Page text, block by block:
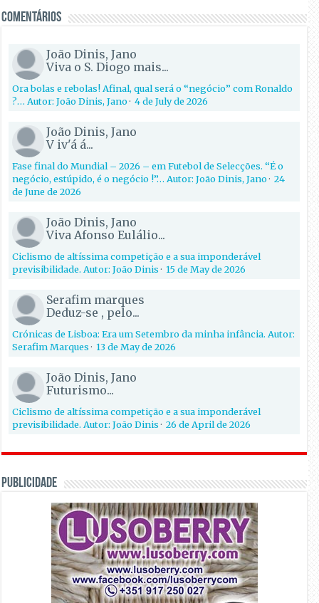
Comentários
João Dinis, Jano
Viva o S. Diogo mais...
Ora bolas e rebolas! Afinal, qual será o “negócio” com Ronaldo
?… Autor: João Dinis, Jano·4 de July de 2026
João Dinis, Jano
V iv'á á...
Fase final do Mundial – 2026 – em Futebol de Selecções. “É o
negócio, estúpido, é o negócio !”… Autor: João Dinis, Jano·24
de June de 2026
João Dinis, Jano
Viva Afonso Eulálio...
Ciclismo de altíssima competição e a sua imponderável
previsibilidade. Autor: João Dinis·15 de May de 2026
Serafim marques
Deduz-se , pelo...
Crónicas de Lisboa: Era um Setembro da minha infância. Autor:
Serafim Marques·13 de May de 2026
João Dinis, Jano
Futurismo...
Ciclismo de altíssima competição e a sua imponderável
previsibilidade. Autor: João Dinis·26 de April de 2026
PUBLICIDADE